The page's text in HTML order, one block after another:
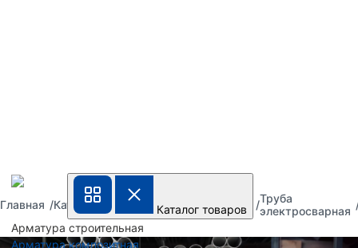
Каталог товаров
Арматура строительная
Арматура композитная
Главная Каталог
Труба
металлическая
стальная
Труба
электросварная